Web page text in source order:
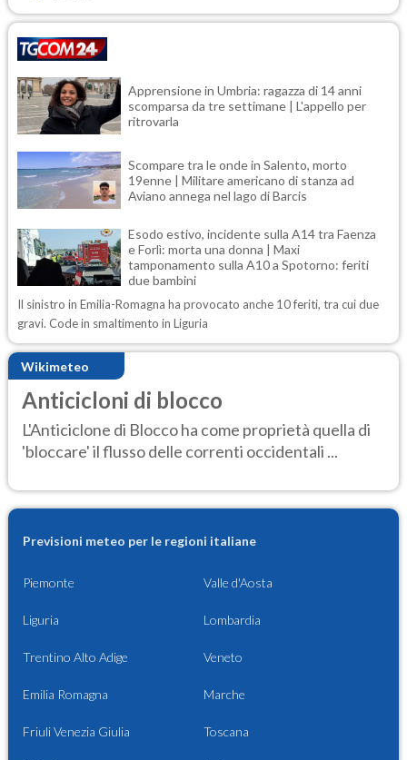
Apprensione in Umbria: ragazza di 14 anni
scomparsa da tre settimane | L'appello per
ritrovarla
Scompare tra le onde in Salento, morto
19enne | Militare americano di stanza ad
Aviano annega nel lago di Barcis
Esodo estivo, incidente sulla A14 tra Faenza
e Forlì: morta una donna | Maxi
tamponamento sulla A10 a Spotorno: feriti
due bambini
Il sinistro in Emilia-Romagna ha provocato anche 10 feriti, tra cui due
gravi. Code in smaltimento in Liguria
Wikimeteo
Anticicloni di blocco
L'Anticiclone di Blocco ha come proprietà quella di
'bloccare' il flusso delle correnti occidentali ...
Previsioni meteo per le regioni italiane
Piemonte Valle d'Aosta
Liguria Lombardia
Trentino Alto Adige Veneto
Emilia Romagna Marche
Friuli Venezia Giulia Toscana